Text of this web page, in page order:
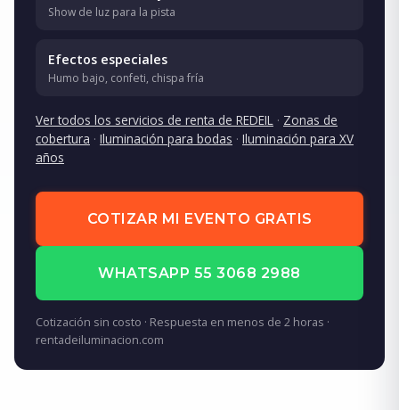
Show de luz para la pista
Efectos especiales
Humo bajo, confeti, chispa fría
Ver todos los servicios de renta de REDEIL · Zonas de
cobertura · Iluminación para bodas · Iluminación para XV
años
COTIZAR MI EVENTO GRATIS
WHATSAPP 55 3068 2988
Cotización sin costo · Respuesta en menos de 2 horas ·
rentadeiluminacion.com